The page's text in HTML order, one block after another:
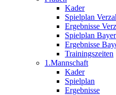
Kader
Spielplan
Ergebnisse
Spielplan
Ergebnisse
Trainingszeiten
1.Mannschaft
Kader
Spielplan
Ergebnisse